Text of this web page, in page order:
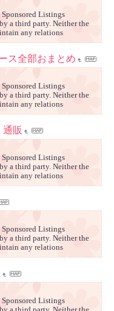
Listings
a third party. Neither the
any relations
ス全部おまとめ
Listings
a third party. Neither the
any relations
通販
Listings
a third party. Neither the
any relations
Listings
a third party. Neither the
any relations
Listings